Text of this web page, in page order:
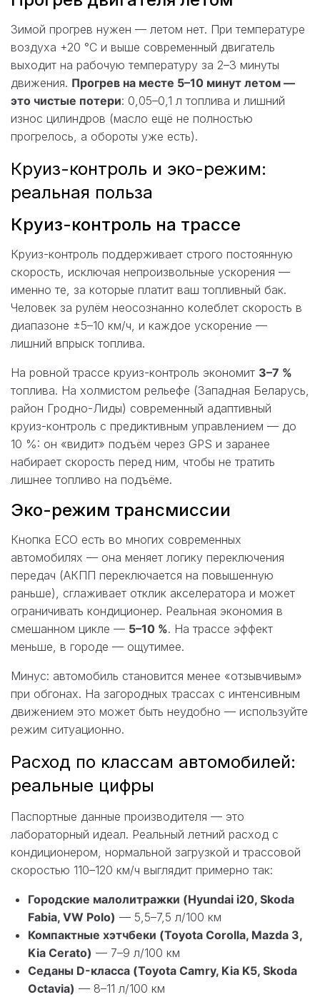
Зимой прогрев нужен — летом нет. При температуре
воздуха +20 °C и выше современный двигатель
выходит на рабочую температуру за 2–3 минуты
движения. Прогрев на месте 5–10 минут летом —
это чистые потери: 0,05–0,1 л топлива и лишний
износ цилиндров (масло ещё не полностью
прогрелось, а обороты уже есть).
Круиз-контроль и эко-режим:
реальная польза
Круиз-контроль на трассе
Круиз-контроль поддерживает строго постоянную
скорость, исключая непроизвольные ускорения —
именно те, за которые платит ваш топливный бак.
Человек за рулём неосознанно колеблет скорость в
диапазоне ±5–10 км/ч, и каждое ускорение —
лишний впрыск топлива.
На ровной трассе круиз-контроль экономит 3–7 %
топлива. На холмистом рельефе (Западная Беларусь,
район Гродно-Лиды) современный адаптивный
круиз-контроль с предиктивным управлением — до
10 %: он «видит» подъём через GPS и заранее
набирает скорость перед ним, чтобы не тратить
лишнее топливо на подъёме.
Эко-режим трансмиссии
Кнопка ECO есть во многих современных
автомобилях — она меняет логику переключения
передач (АКПП переключается на повышенную
раньше), сглаживает отклик акселератора и может
ограничивать кондиционер. Реальная экономия в
смешанном цикле — 5–10 %. На трассе эффект
меньше, в городе — ощутимее.
Минус: автомобиль становится менее «отзывчивым»
при обгонах. На загородных трассах с интенсивным
движением это может быть неудобно — используйте
режим ситуационно.
Расход по классам автомобилей:
реальные цифры
Паспортные данные производителя — это
лабораторный идеал. Реальный летний расход с
кондиционером, нормальной загрузкой и трассовой
скоростью 110–120 км/ч выглядит примерно так:
Городские малолитражки (Hyundai i20, Skoda
Fabia, VW Polo) — 5,5–7,5 л/100 км
Компактные хэтчбеки (Toyota Corolla, Mazda 3,
Kia Cerato) — 7–9 л/100 км
Седаны D-класса (Toyota Camry, Kia K5, Skoda
Octavia) — 8–11 л/100 км